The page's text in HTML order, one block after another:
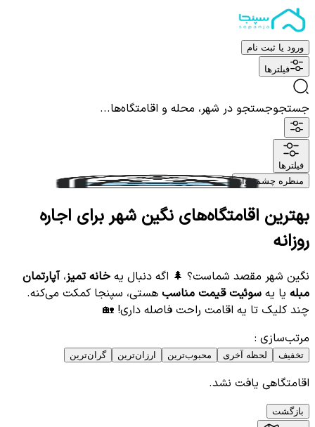
ورود یا ثبت نام
فیلترها
جستجوجستجو در شهر، محله و اقامتگاه‌ها...
فیلترها
منظره چشم نواز
بهترین اقامتگاه‌های نگین شهر برای اجاره
روزانه
نگین شهر مقصد شماست؟ 🌲 اگه دنبال یه خانه تمیز،آپارتمان
مبله یا یه سوئیت قیمت مناسب هستی، سپنجا کمکت می‌کنه.
چند کلیک تا یه اقامت راحت فاصله داری! 🏡
مرتب‌سازی :
تخفیف لحظه آخری محبوب‌ترین ارزان‌ترین گران‌ترین
اقامتگاهی یافت نشد.
بازگشت